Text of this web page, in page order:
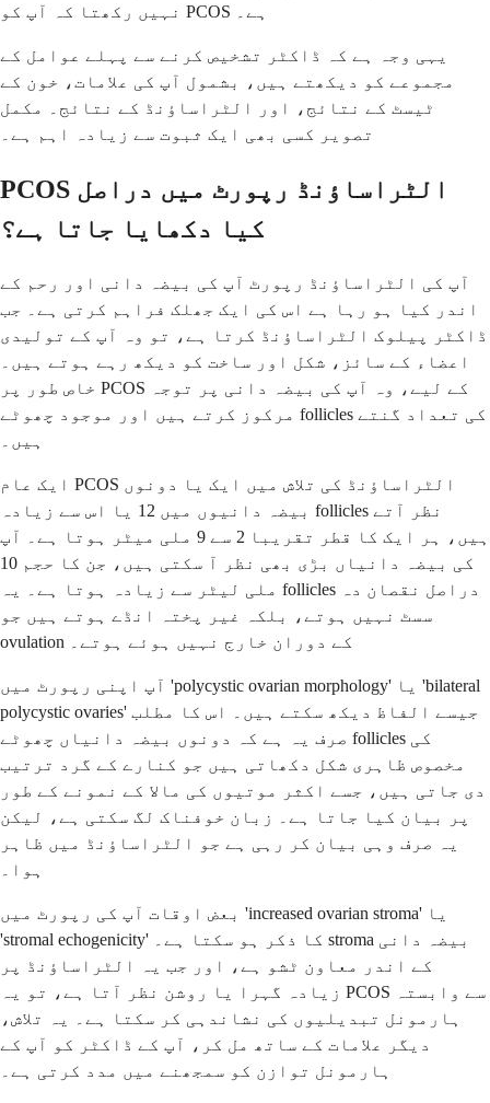
نہیں رکھتا کہ آپ کو PCOS ہے۔
یہی وجہ ہے کہ ڈاکٹر تشخیص کرنے سے پہلے عوامل کے
مجموعے کو دیکھتے ہیں، بشمول آپ کی علامات، خون کے
ٹیسٹ کے نتائج، اور الٹراساؤنڈ کے نتائج۔ مکمل
تصویر کسی بھی ایک ثبوت سے زیادہ اہم ہے۔
PCOS الٹراساؤنڈ رپورٹ میں دراصل
کیا دکھایا جاتا ہے؟
آپ کی الٹراساؤنڈ رپورٹ آپ کی بیضہ دانی اور رحم کے
اندر کیا ہو رہا ہے اس کی ایک جھلک فراہم کرتی ہے۔ جب
ڈاکٹر پیلوک الٹراساؤنڈ کرتا ہے، تو وہ آپ کے تولیدی
اعضاء کے سائز، شکل اور ساخت کو دیکھ رہے ہوتے ہیں۔
خاص طور پر PCOS کے لیے، وہ آپ کی بیضہ دانی پر توجہ
مرکوز کرتے ہیں اور موجود چھوٹے follicles کی تعداد گنتے
ہیں۔
ایک عام PCOS الٹراساؤنڈ کی تلاش میں ایک یا دونوں
بیضہ دانیوں میں 12 یا اس سے زیادہ follicles نظر آتے
ہیں، ہر ایک کا قطر تقریبا 2 سے 9 ملی میٹر ہوتا ہے۔ آپ
کی بیضہ دانیاں بڑی بھی نظر آ سکتی ہیں، جن کا حجم 10
ملی لیٹر سے زیادہ ہوتا ہے۔ یہ follicles دراصل نقصان دہ
سسٹ نہیں ہوتے، بلکہ غیر پختہ انڈے ہوتے ہیں جو
ovulation کے دوران خارج نہیں ہوئے ہوتے۔
آپ اپنی رپورٹ میں 'polycystic ovarian morphology' یا 'bilateral
polycystic ovaries' جیسے الفاظ دیکھ سکتے ہیں۔ اس کا مطلب
صرف یہ ہے کہ دونوں بیضہ دانیاں چھوٹے follicles کی
مخصوص ظاہری شکل دکھاتی ہیں جو کنارے کے گرد ترتیب
دی جاتی ہیں، جسے اکثر موتیوں کی مالا کے نمونے کے طور
پر بیان کیا جاتا ہے۔ زبان خوفناک لگ سکتی ہے، لیکن
یہ صرف وہی بیان کر رہی ہے جو الٹراساؤنڈ میں ظاہر
ہوا۔
بعض اوقات آپ کی رپورٹ میں 'increased ovarian stroma' یا
'stromal echogenicity' کا ذکر ہو سکتا ہے۔ stroma بیضہ دانی
کے اندر معاون ٹشو ہے، اور جب یہ الٹراساؤنڈ پر
زیادہ گہرا یا روشن نظر آتا ہے، تو یہ PCOS سے وابستہ
ہارمونل تبدیلیوں کی نشاندہی کر سکتا ہے۔ یہ تلاش،
دیگر علامات کے ساتھ مل کر، آپ کے ڈاکٹر کو آپ کے
ہارمونل توازن کو سمجھنے میں مدد کرتی ہے۔